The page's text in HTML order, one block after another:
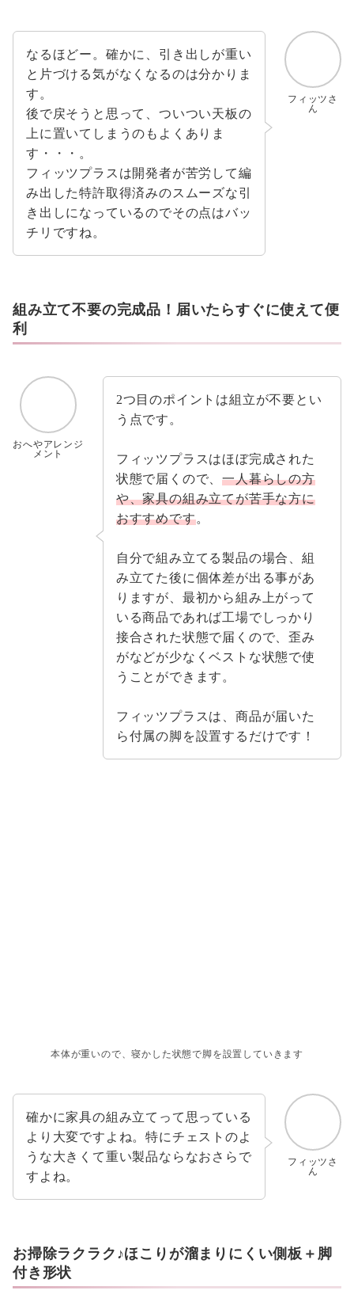
フィッツさ
ん
なるほどー。確かに、引き出しが重い
と片づける気がなくなるのは分かりま
す。
後で戻そうと思って、ついつい天板の
上に置いてしまうのもよくありま
す・・・。
フィッツプラスは開発者が苦労して編
み出した特許取得済みのスムーズな引
き出しになっているのでその点はバッ
チリですね。
組み立て不要の完成品！届いたらすぐに使えて便
利
おへやアレンジ
メント
2つ目のポイントは組立が不要とい
う点です。
フィッツプラスはほぼ完成された
状態で届くので、一人暮らしの方
や、家具の組み立てが苦手な方に
おすすめです。
自分で組み立てる製品の場合、組
み立てた後に個体差が出る事があ
りますが、最初から組み上がって
いる商品であれば工場でしっかり
接合された状態で届くので、歪み
がなどが少なくベストな状態で使
うことができます。
フィッツプラスは、商品が届いた
ら付属の脚を設置するだけです！
本体が重いので、寝かした状態で脚を設置していきます
フィッツさ
ん
確かに家具の組み立てって思っている
より大変ですよね。特にチェストのよ
うな大きくて重い製品ならなおさらで
すよね。
お掃除ラクラク♪ほこりが溜まりにくい側板＋脚
付き形状